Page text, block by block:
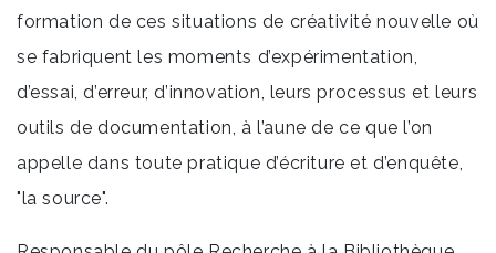
formation de ces situations de créativité nouvelle où
se fabriquent les moments d’expérimentation,
d’essai, d’erreur, d’innovation, leurs processus et leurs
outils de documentation, à l’aune de ce que l’on
appelle dans toute pratique d’écriture et d’enquête,
"la source".